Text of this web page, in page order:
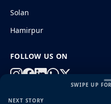
SWIPE UP
NEXT STORY
Solan
Hamirpur
FOLLOW US ON
© 2026 HimachalGovt.com